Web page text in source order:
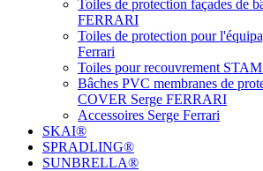
Toiles de protection façades de
FERRARI
Toiles de protection pour
Ferrari
Toiles pour recouvrement
Bâches PVC membranes de
COVER Serge FERRARI
Accessoires Serge Ferrari
SKAI®
SPRADLING®
SUNBRELLA®